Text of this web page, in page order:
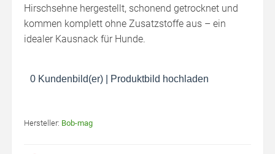
Hirschsehne hergestellt, schonend getrocknet und
kommen komplett ohne Zusatzstoffe aus – ein
idealer Kausnack für Hunde.
0 Kundenbild(er) Produktbild hochladen
Hersteller: Bob-mag